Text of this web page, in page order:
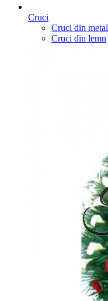
Cruci
Cruci din metal
Cruci din lemn